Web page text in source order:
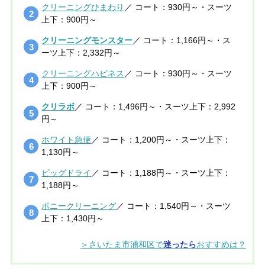
クリーニングひまわり ／ コート：930円～・スーツ
上下：900円～
クリーニングモンスター／ コート：1,166円～・ス
ーツ上下：2,332円～
クリーニングハピネス ／ コート：930円～・スーツ
上下：900円～
クリラボ／ コート：1,496円～・スーツ上下：2,992
円～
ホワイト急便 ／ コート：1,200円～・スーツ上下：
1,130円～
ビッグドライ ／ コート：1,188円～・スーツ上下：
1,188円～
ポニークリーニング／ コート：1,540円～・スーツ
上下：1,430円～
＞さいたま市浦和区で迷ったらおすすめは？